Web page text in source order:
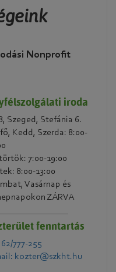
Nonprofit
iroda
Szeged, Stefánia 6.
Kedd, Szerda: 8:00-
7:00-19:00
8:00-13:00
Vasárnap és
ZÁRVA
fenntartás
777-255
kozter@szkht.hu